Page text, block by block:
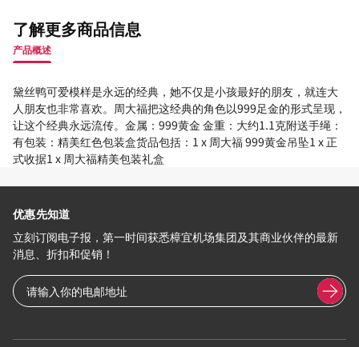
了解更多商品信息
产品概述
黛丝鸭可爱模样是永远的经典，她不仅是小孩最好的朋友，就连大
人朋友也非常喜欢。周大福把这经典的角色以999足金的形式呈现，
让这个经典永远流传。金属：999黄金 金重：大约1.1克附送手绳：
有包装：精美红色包装盒货品包括：1 x 周大福 999黄金吊坠1 x 正
式收据1 x 周大福精美包装礼盒
优惠先知道
立刻订阅电子报，第一时间获悉樟宜机场集团及其商业伙伴的最新
消息、折扣和促销！